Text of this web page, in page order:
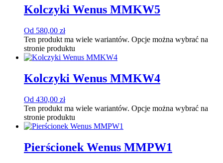
Kolczyki Wenus MMKW5
Od 580,00 zł
Ten produkt ma wiele wariantów. Opcje można wybrać na
stronie produktu
Kolczyki Wenus MMKW4
Od 430,00 zł
Ten produkt ma wiele wariantów. Opcje można wybrać na
stronie produktu
Pierścionek Wenus MMPW1